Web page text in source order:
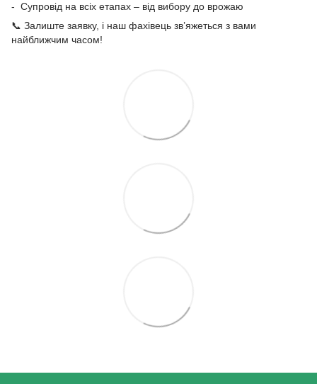
- Супровід на всіх етапах – від вибору до врожаю
📞 Залиште заявку, і наш фахівець зв’яжеться з вами
найближчим часом!